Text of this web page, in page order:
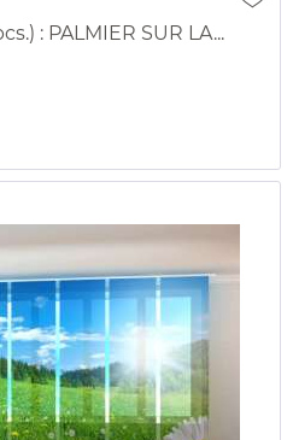
: PALMIER SUR LA...